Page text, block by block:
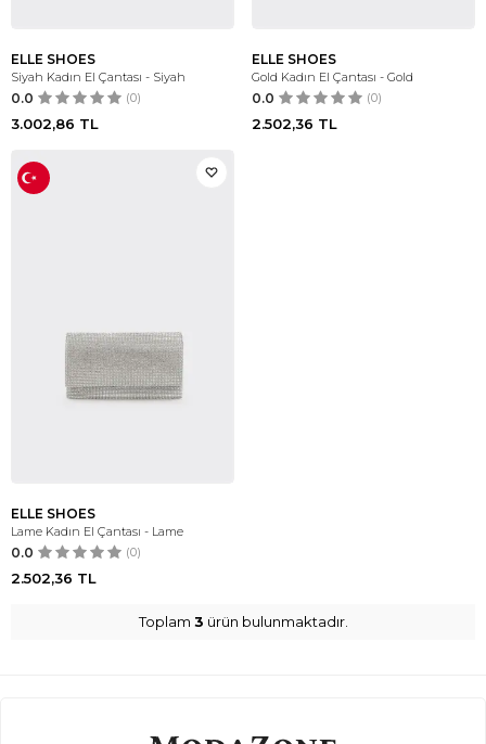
ELLE SHOES
Siyah Kadın El Çantası - Siyah
0.0 (0)
3.002,86 TL
ELLE SHOES
Gold Kadın El Çantası - Gold
0.0 (0)
2.502,36 TL
ELLE SHOES
Lame Kadın El Çantası - Lame
0.0 (0)
2.502,36 TL
Toplam 3 ürün bulunmaktadır.